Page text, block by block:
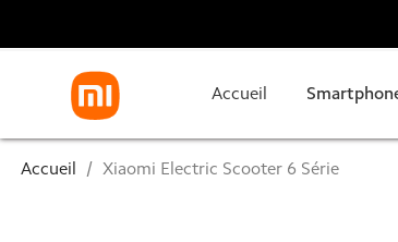
Accueil
Accueil Xiaomi Electric Scooter 6 Série